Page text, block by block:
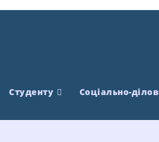
Студенту Соціально-